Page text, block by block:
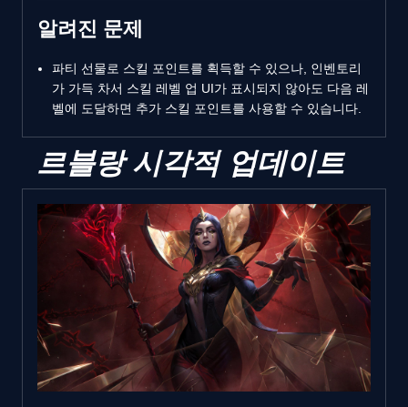
알려진 문제
파티 선물로 스킬 포인트를 획득할 수 있으나, 인벤토리
가 가득 차서 스킬 레벨 업 UI가 표시되지 않아도 다음 레
벨에 도달하면 추가 스킬 포인트를 사용할 수 있습니다.
르블랑 시각적 업데이트